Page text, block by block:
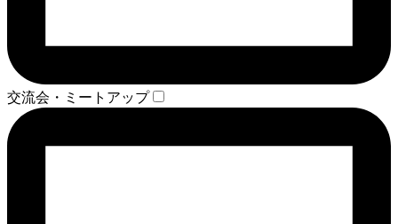
交流会・ミートアップ